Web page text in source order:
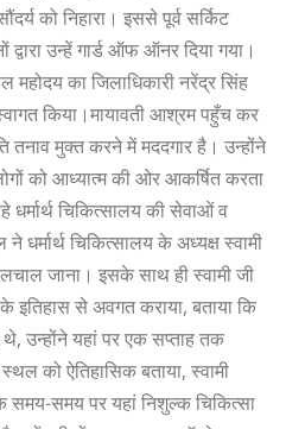
को निहारा। इससे पूर्व सर्किट
उन्हें गार्ड ऑफ ऑनर दिया गया।
का जिलाधिकारी नरेंद्र सिंह
किया।मायावती आश्रम पहुँच कर
तनाव मुक्त करने में मददगार है। उन्होंने
को आध्यात्म की ओर आकर्षित करता
धर्मार्थ चिकित्सालय की सेवाओं व
धर्मार्थ चिकित्सालय के अध्यक्ष स्वामी
जाना। इसके साथ ही स्वामी जी
के इतिहास से अवगत कराया, बताया कि
उन्होंने यहां पर एक सप्ताह तक
को ऐतिहासिक बताया, स्वामी
समय-समय पर यहां निशुल्क चिकित्सा